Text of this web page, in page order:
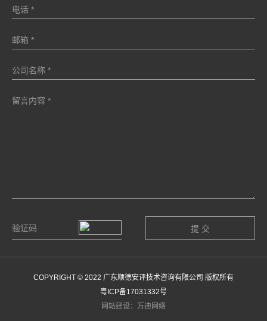
COPYRIGHT © 2022 广东顺德安评技术咨询有限公司 版权所有
粤ICP备17031332号
网站建设：万迪网络